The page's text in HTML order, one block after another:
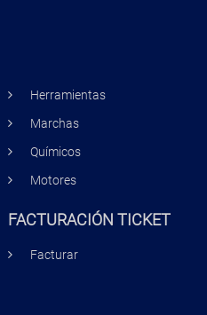
Herramientas
Marchas
Químicos
Motores
FACTURACIÓN TICKET
Facturar